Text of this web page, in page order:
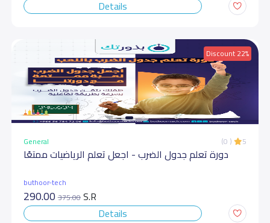
Details
Discount 22%
General (0 ) 5
دورة تعلم جدول الضرب - اجعل تعلم الرياضيات ممتعًا
buthoor-tech
290.00 375.00S.R
Details